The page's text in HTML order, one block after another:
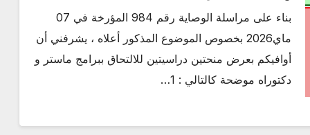
بناء على مراسلة الوصاية رقم 984 المؤرخة في 07
ماي2026 بخصوص الموضوع المذكور أعلاه ، يشرفني أن
أوافيكم بعرض منحتين دراسيتين للالتحاق ببرامج ماستر و
دكتوراه موضحة كالتالي : 1…